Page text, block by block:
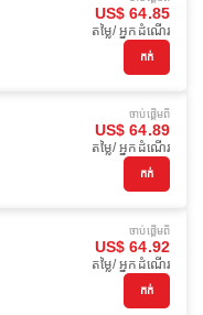
US$ 64.85
តម្លៃ/ អ្នកដំណើរ
កក់
ចាប់ផ្ដើមពី
US$ 64.89
តម្លៃ/ អ្នកដំណើរ
កក់
ចាប់ផ្ដើមពី
US$ 64.92
តម្លៃ/ អ្នកដំណើរ
កក់